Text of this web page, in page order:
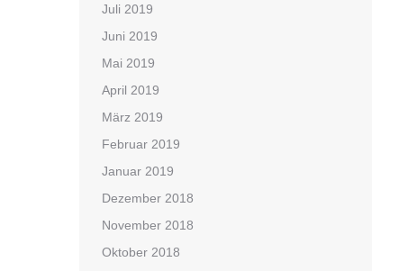
Juli 2019
Juni 2019
Mai 2019
April 2019
März 2019
Februar 2019
Januar 2019
Dezember 2018
November 2018
Oktober 2018